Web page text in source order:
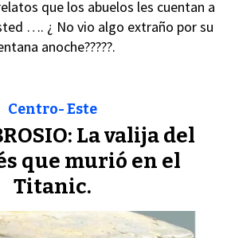
que los abuelos les cuentan a
…. ¿ No vio algo extraño por su
anoche?????.
La valija del
que murió en el
Titanic.
Centro- Este